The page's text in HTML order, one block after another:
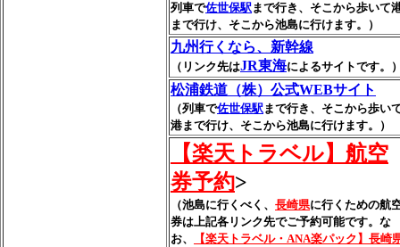
列車で佐世保駅まで行き、そこから歩いて
まで行け、そこから池島に行けます。）
九州行くなら、新幹線
（リンク先はJR東海によるサイトです。
松浦鉄道（株）公式WEBサイト
（列車で佐世保駅まで行き、そこから歩い
港まで行け、そこから池島に行けます。）
【楽天トラベル】航空
券予約>
（池島に行くべく、 長崎県に行くための航
券は上記各リンク先でご予約可能です。な
お、
【楽天トラベル・ANA楽パック】長崎